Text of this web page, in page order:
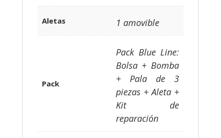
Aletas 1 amovible
Pack
Pack Blue Line:
Bolsa + Bomba
+ Pala de 3
piezas + Aleta +
Kit de
reparación